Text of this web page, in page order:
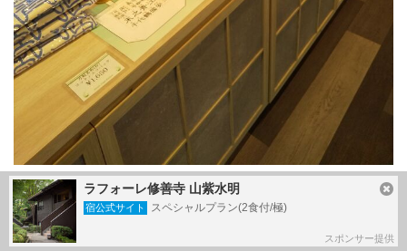
向かいには小規模ですが、ミュージアムショップもありま
す。
ラフォーレ修善寺 山紫水明
宿公式サイト スペシャルプラン(2食付/極)
スポンサー提供